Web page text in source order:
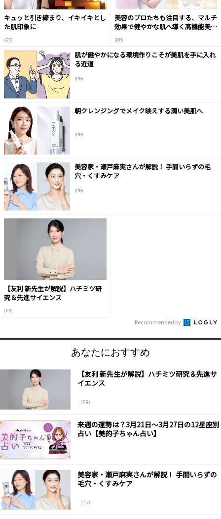
キュッと引き締まり、イキイキとし
た肌印象に
(PR)
美容のプロたちも注目する、マルチ
効果で健やかな肌へ導く高機能美容
(PR)
肌が健やかになる環境作りこそが美肌を手に入れ
る近道
(PR)
朝クレンジングでメイク映えする潤い美肌へ
(PR)
美容家・瀬戸麻実さんが解説！ 手間いらずの毛
穴・くすみケア
(PR)
【友利 新先生が解説】ハチミツ研
究＆先進サイエンス
(PR)
Recommended by
あなたにおすすめ
【友利 新先生が解説】ハチミツ研究＆先進サ
イエンス
（PR）
来週の運勢は？3月21日～3月27日の12星座別
占い【美的子ちゃん占い】
美容家・瀬戸麻実さんが解説！ 手間いらずの
毛穴・くすみケア
（PR）